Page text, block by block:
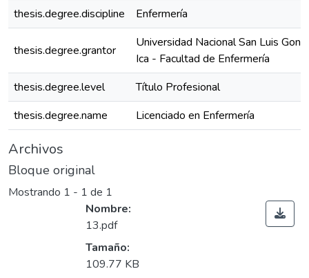
thesis.degree.discipline
Enfermería
thesis.degree.grantor
Universidad Nacional San Luis
Ica - Facultad de Enfermería
thesis.degree.level
Título Profesional
thesis.degree.name
Licenciado en Enfermería
Archivos
Bloque original
Mostrando 1 - 1 de 1
Nombre:
13.pdf
Tamaño:
109.77 KB